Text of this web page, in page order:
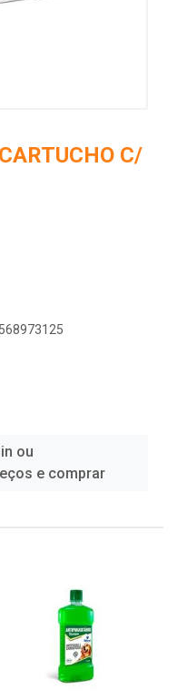
C/
ou
e comprar